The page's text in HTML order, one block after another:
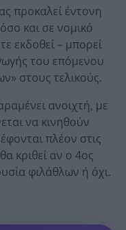
προκαλεί έντονη
και σε νομικό
εκδοθεί – μπορεί
του επόμενου
στους τελικούς.
ανοιχτή, με
να κινηθούν
πλέον στις
κριθεί αν ο 4ος
φιλάθλων ή όχι.